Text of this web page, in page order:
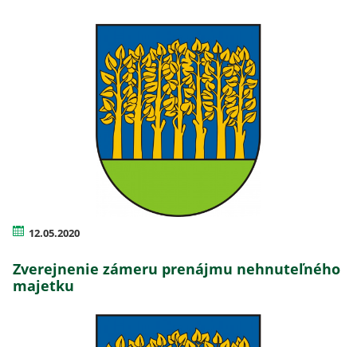
12.05.2020
Zverejnenie zámeru prenájmu nehnuteľného
majetku